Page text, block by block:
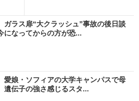
ガラス扉“大クラッシュ”事故の後日談
なってからの方が恐...
愛娘・ソフィアの大学キャンパスで母
伝子の強さ感じるスタ...